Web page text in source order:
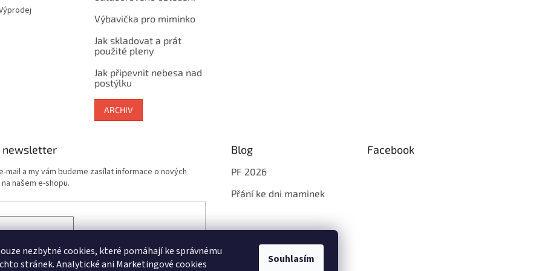
nezbytné cookies, které pomáhají ke správnému
stránek. Analytické ani Marketingové cookies
Souhlasím
Výbavička pro miminko
Jak skladovat a prát
použité pleny
Jak připevnit nebesa nad
postýlku
ARCHIV
newsletter
mail a my vám budeme zasílat informace o nových
našem e-shopu.
SE
Blog
PF 2026
Přání ke dni maminek
Facebook